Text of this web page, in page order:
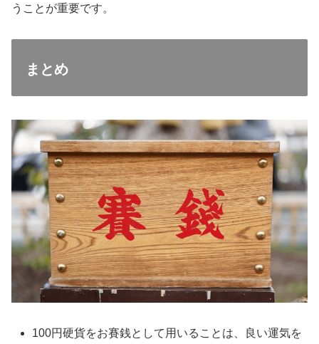
うことが重要です。
まとめ
100円硬貨をお賽銭として用いることは、良い運気を